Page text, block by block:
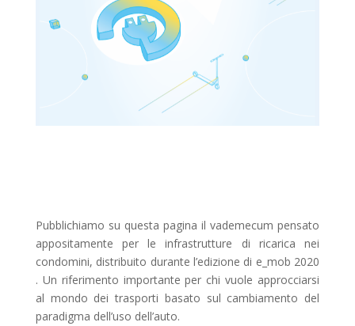
Pubblichiamo su questa pagina il vademecum pensato
appositamente per le infrastrutture di ricarica nei
condomini, distribuito durante l’edizione di e_mob 2020
. Un riferimento importante per chi vuole approcciarsi
al mondo dei trasporti basato sul cambiamento del
paradigma dell’uso dell’auto.